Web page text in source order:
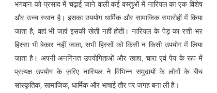
भगवान को प्रसाद में चढ़ाई जाने वाली कई वस्तुओं में नारियल का एक विशेष
और उच्च स्थान है। इसका उपयोग धार्मिक और सामाजिक समारोहों में किया
जाता है, वहां भी जहां इसकी खेती नहीं होती। नारियल के पेड़ का रत्ती भर
हिस्सा भी बेकार नहीं जाता, सभी हिस्सों को किसी न किसी उपयोग में लिया
जाता है। अपनी अनगिनत उपयोगिताओं और खाद्य, चारा एवं पेय के रूप में
प्रत्यक्ष उपयोग के ज़रिए नारियल ने विभिन्न समुदायों के लोगों के बीच
सांस्कृतिक, सामाजिक, धार्मिक और भाषाई तौर पर जगह बना ली है।